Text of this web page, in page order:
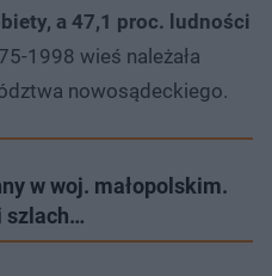
a 47,1 proc. ludności
1998 wieś należała
nowosądeckiego.
w woj. małopolskim.
szlach…